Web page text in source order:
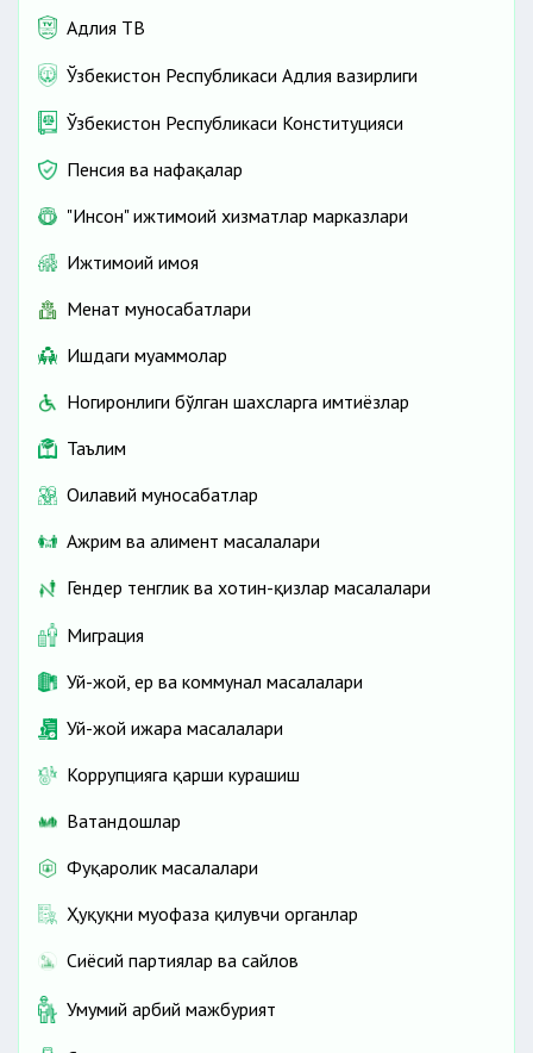
Адлия ТВ
Ўзбекистон Республикаси Адлия вазирлиги
Ўзбекистон Республикаси Конституцияси
Пенсия ва нафақалар
"Инсон" ижтимоий хизматлар марказлари
Ижтимоий ҳимоя
Меҳнат муносабатлари
Ишдаги муаммолар
Ногиронлиги бўлган шахсларга имтиёзлар
Таълим
Оилавий муносабатлар
Ажрим ва алимент масалалари
Гендер тенглик ва хотин-қизлар масалалари
Миграция
Уй-жой, ер ва коммунал масалалари
Уй-жой ижара масалалари
Коррупцияга қарши курашиш
Ватандошлар
Фуқаролик масалалари
Ҳуқуқни муҳофаза қилувчи органлар
Сиёсий партиялар ва сайлов
Умумий ҳарбий мажбурият